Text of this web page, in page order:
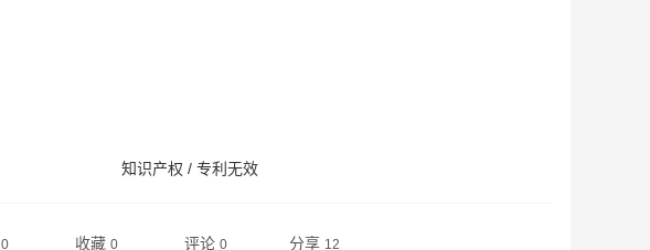
知识产权 / 专利无效
0 收藏 0 评论 0 分享 12